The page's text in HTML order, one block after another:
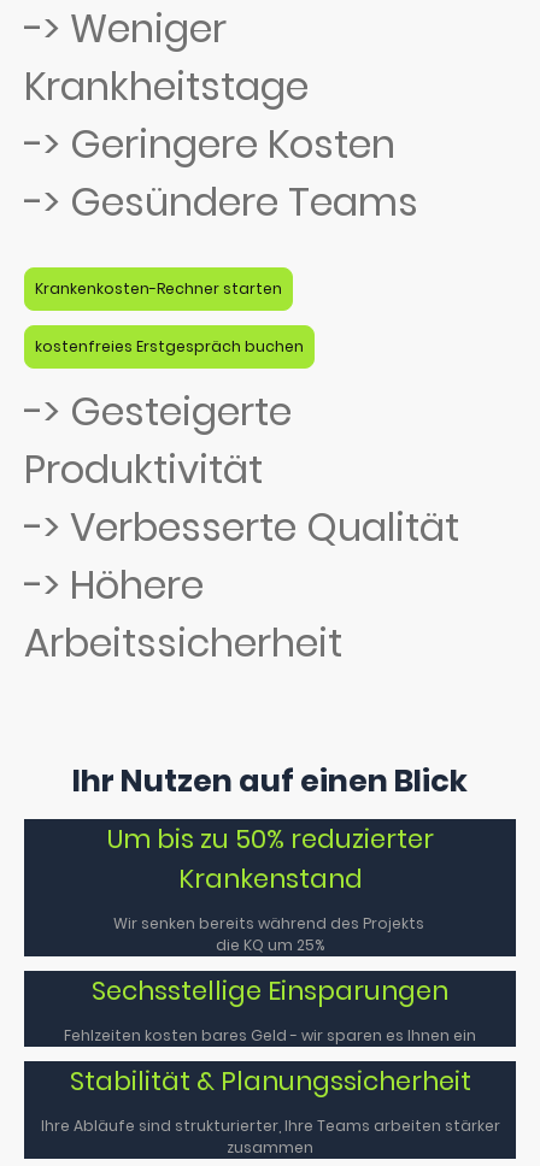
-> Weniger
Krankheitstage
-> Geringere Kosten
-> Gesündere Teams
Krankenkosten-Rechner starten
kostenfreies Erstgespräch buchen
-> Gesteigerte
Produktivität
-> Verbesserte Qualität
-> Höhere
Arbeitssicherheit
Ihr Nutzen auf einen Blick
Um bis zu 50% reduzierter
Krankenstand
Wir senken bereits während des Projekts
die KQ um 25%
Sechsstellige Einsparungen
Fehlzeiten kosten bares Geld - wir sparen es Ihnen ein
Stabilität & Planungssicherheit
Ihre Abläufe sind strukturierter, Ihre Teams arbeiten stärker
zusammen